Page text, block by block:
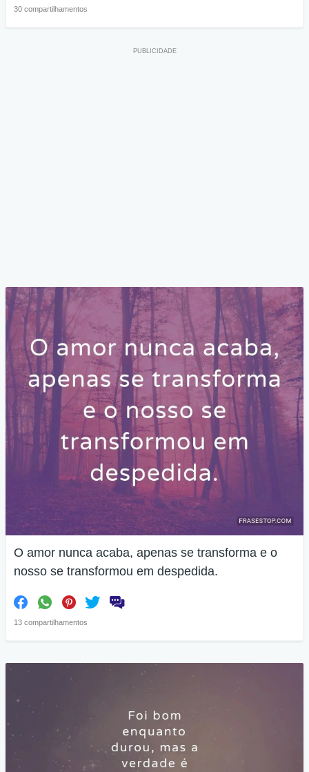
30 compartilhamentos
O amor nunca acaba, apenas se transforma e o
nosso se transformou em despedida.
13 compartilhamentos